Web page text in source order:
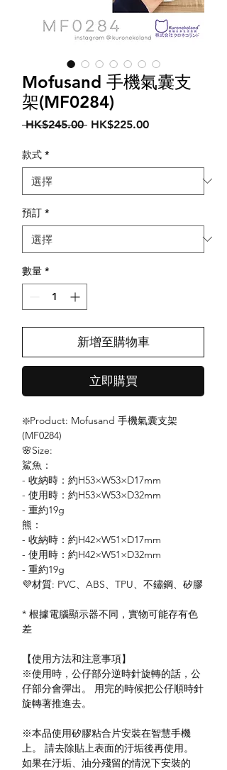
Mofusand 手機氣囊支
架(MF0284)
HK$245.00 一
格
HK$225.00促
格
款式 *
預訂 *
數量 *
新增至購物車
立即購買
❇️Product: Mofusand 手機氣囊支架
(MF0284)
🌸Size:
鯊魚：
- 收納時：約H53×W53×D17mm
- 使用時：約H53×W53×D32mm
- 重約19g
熊：
- 收納時：約H42×W51×D17mm
- 使用時：約H42×W51×D32mm
- 重約19g
💜材質: PVC、ABS、TPU、不鏽鋼、矽膠
* 根據電腦顯示器不同，實物可能存有色
差
【使用方法和注意事項】
※使用時，公仔部分逆時針旋轉的話，公
仔部分會彈出。 用完的時候把公仔順時針
旋轉著推進去。
※本品使用矽膠粘合片安裝在智慧手機
上。 請去除貼上表面的汙垢後再使用。
如果在汙垢、油分殘留的情況下安裝的